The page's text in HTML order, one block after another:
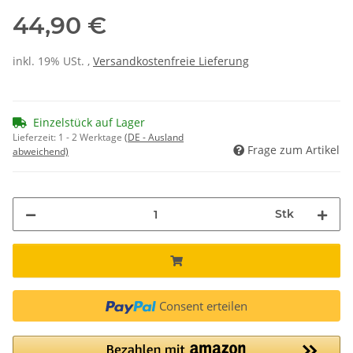
44,90 €
inkl. 19% USt. , Versandkostenfreie Lieferung
Einzelstück auf Lager
Lieferzeit: 1 - 2 Werktage (DE - Ausland
abweichend)
Frage zum Artikel
Stk
Consent erteilen